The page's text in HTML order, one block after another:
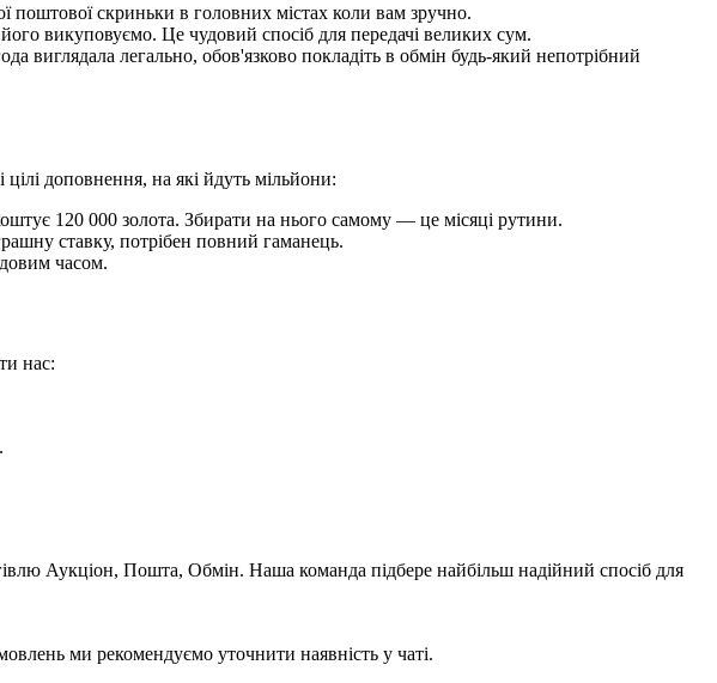
поштової скриньки в головних містах коли вам зручно.
викуповуємо. Це чудовий спосіб для передачі великих сум.
виглядала легально, обов'язково покладіть в обмін будь-який непотрібний
доповнення, на які йдуть мільйони:
120 000 золота. Збирати на нього самому — це місяці рутини.
ставку, потрібен повний гаманець.
часом.
нас:
Аукціон, Пошта, Обмін. Наша команда підбере найбільш надійний спосіб для
ми рекомендуємо уточнити наявність у чаті.